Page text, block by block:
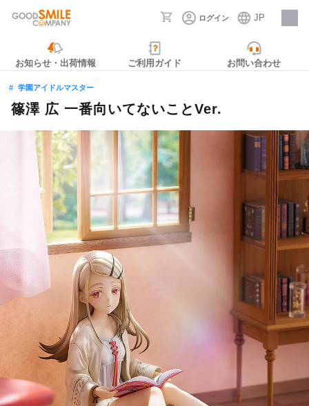
ログイン JP
採用情報
お知らせ・出荷情報 ご利用ガイド お問い合わせ
学園アイドルマスター
篠澤 広 一番向いてないことVer.